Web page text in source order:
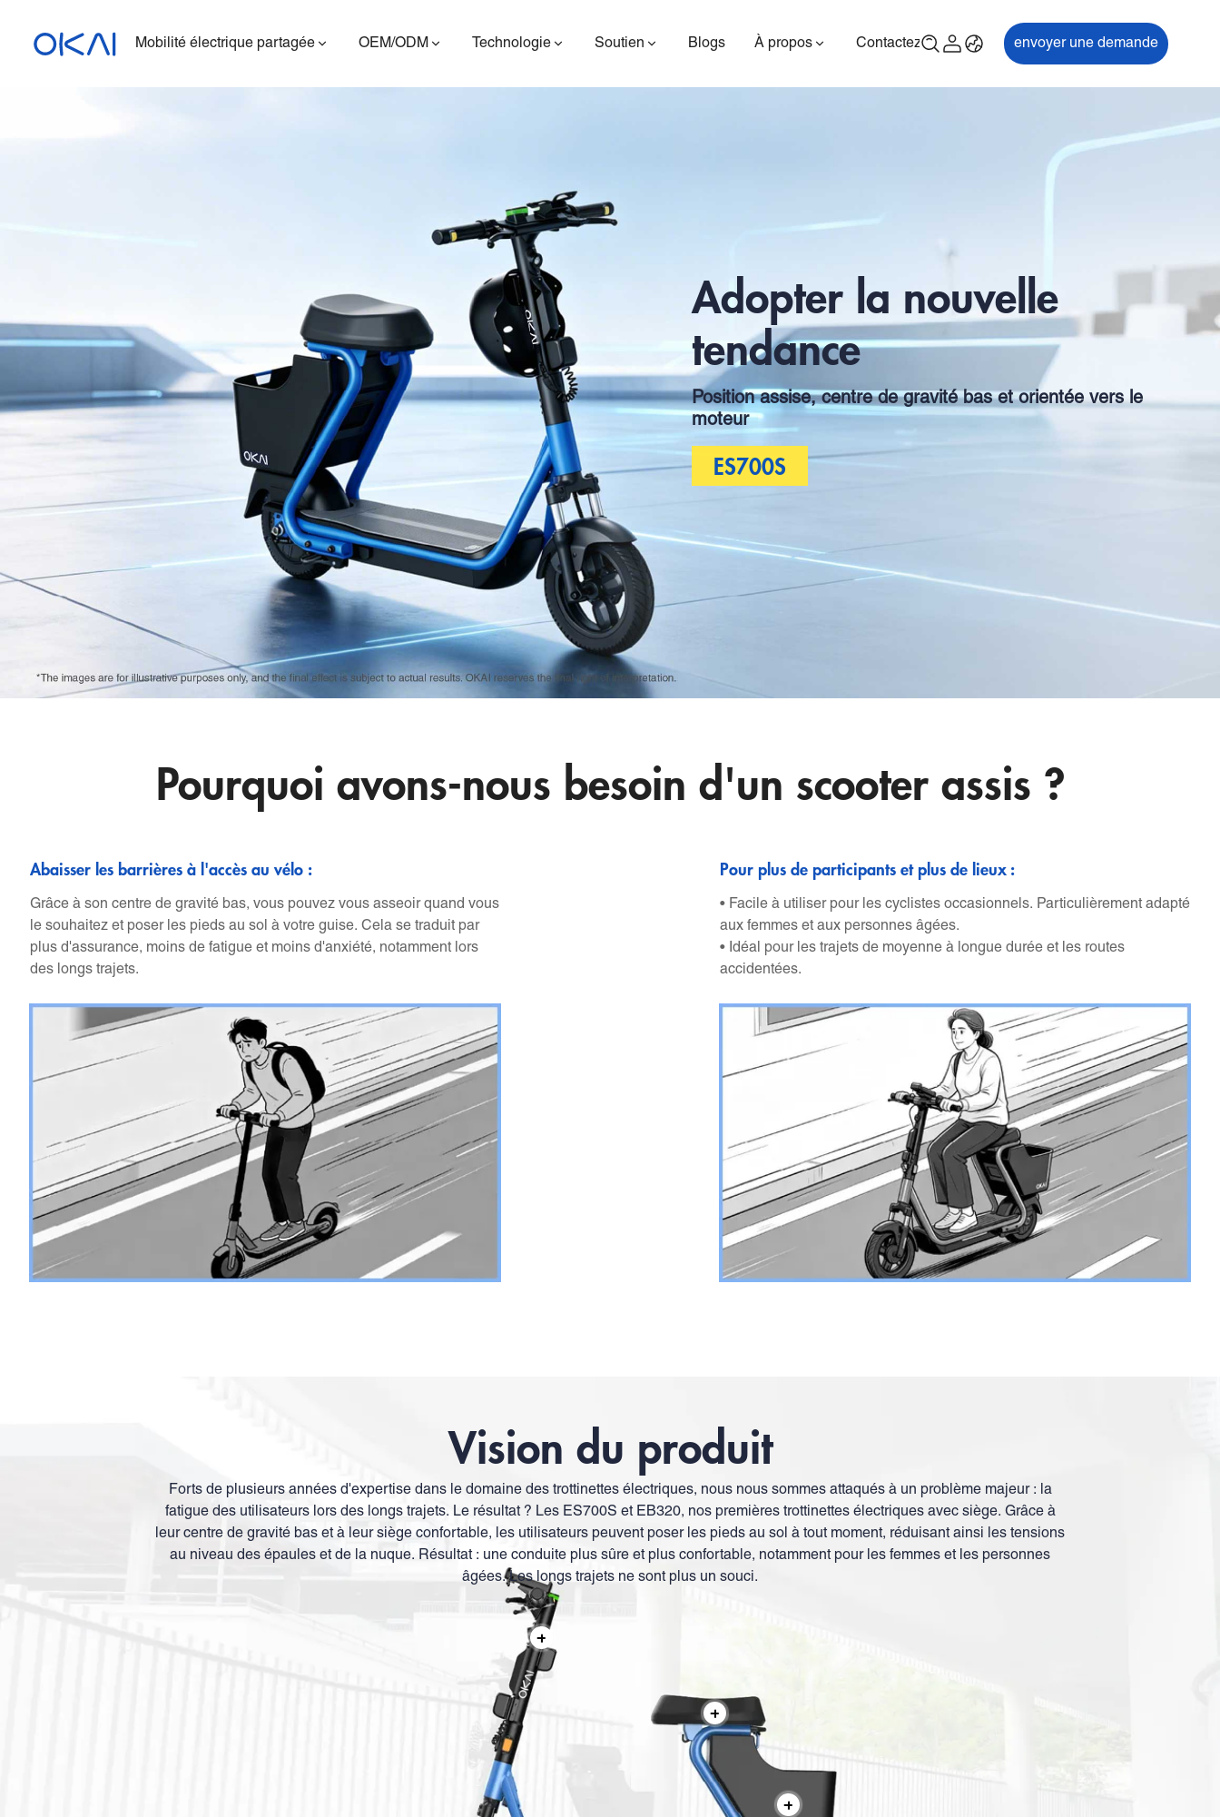
Mobilité électrique partagée OEM/ODM Technologie Soutien Blogs À propos Contactez-nous
ES400AV2
envoyer une demande
Adopter la nouvelle
tendance
Position assise, centre de gravité bas et orientée vers le
moteur
ES700S
Pourquoi avons-nous besoin d'un scooter assis ?
Abaisser les barrières à l'accès au vélo :
Grâce à son centre de gravité bas, vous pouvez vous asseoir quand vous
le souhaitez et poser les pieds au sol à votre guise. Cela se traduit par
plus d'assurance, moins de fatigue et moins d'anxiété, notamment lors
des longs trajets.
Pour plus de participants et plus de lieux :
• Facile à utiliser pour les cyclistes occasionnels. Particulièrement adapté
aux femmes et aux personnes âgées.
• Idéal pour les trajets de moyenne à longue durée et les routes
accidentées.
Vision du produit
Forts de plusieurs années d'expertise dans le domaine des trottinettes électriques, nous nous sommes attaqués à un problème majeur : la
fatigue des utilisateurs lors des longs trajets. Le résultat ? Les ES700S et EB320, nos premières trottinettes électriques avec siège. Grâce à
leur centre de gravité bas et à leur siège confortable, les utilisateurs peuvent poser les pieds au sol à tout moment, réduisant ainsi les tensions
au niveau des épaules et de la nuque. Résultat : une conduite plus sûre et plus confortable, notamment pour les femmes et les personnes
âgées. Les longs trajets ne sont plus un souci.